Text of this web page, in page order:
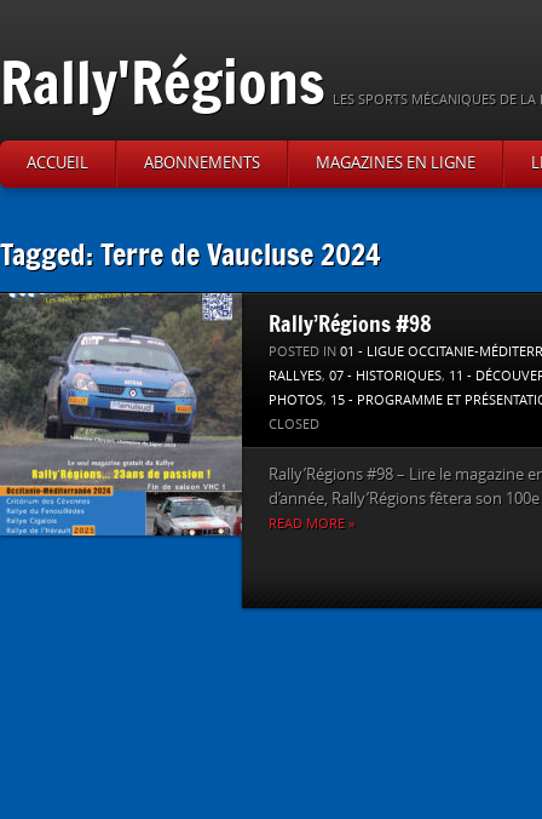
Rally'Régions LES SPORTS MÉCANIQUES DE
ACCUEIL ABONNEMENTS MAGAZINES EN LIGNE
Tagged: Terre de Vaucluse 2024
Rally’Régions #98
POSTED IN 01 - LIGUE OCCITANIE-
RALLYES, 07 - HISTORIQUES, 11 -
PHOTOS, 15 - PROGRAMME ET
CLOSED
Rally’Régions #98 – Lire le magazine
d’année, Rally’Régions fêtera son
READ MORE »